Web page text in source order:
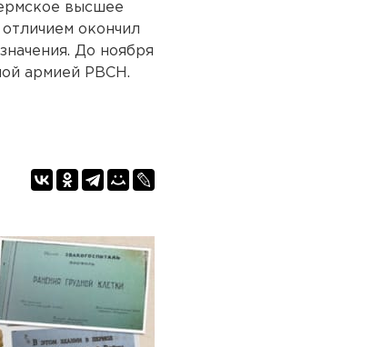
высшее
окончил
До ноября
армией РВСН.